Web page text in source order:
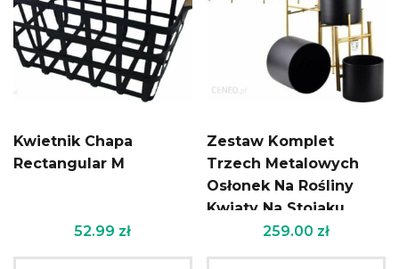
Kwietnik Chapa
Rectangular M
52.99 zł
Zestaw Komplet
Trzech Metalowych
Osłonek Na Rośliny
Kwiaty Na Stojaku
Czarno- Złoty Affek
259.00 zł